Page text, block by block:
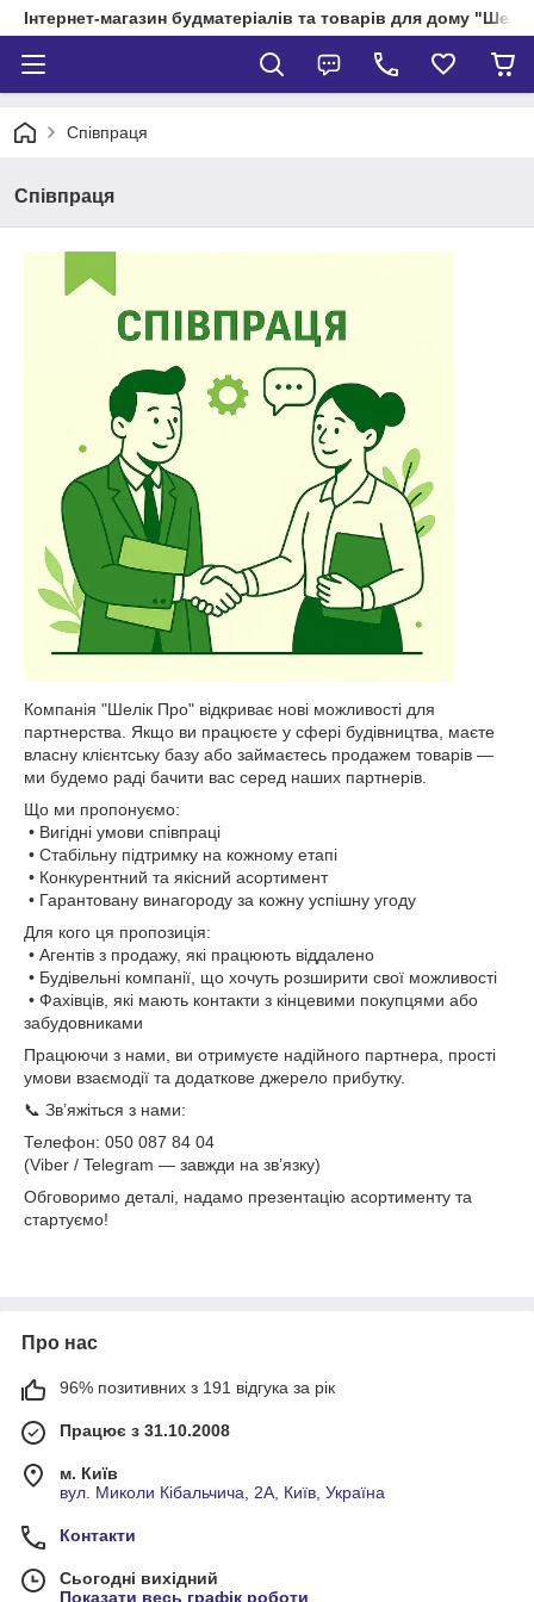
Інтернет-магазин будматеріалів та товарів для дому
Співпраця
Співпраця
Компанія "Шелік Про" відкриває нові можливості для
партнерства. Якщо ви працюєте у сфері будівництва, маєте
власну клієнтську базу або займаєтесь продажем товарів —
ми будемо раді бачити вас серед наших партнерів.
Що ми пропонуємо:
• Вигідні умови співпраці
• Стабільну підтримку на кожному етапі
• Конкурентний та якісний асортимент
• Гарантовану винагороду за кожну успішну угоду
Для кого ця пропозиція:
• Агентів з продажу, які працюють віддалено
• Будівельні компанії, що хочуть розширити свої можливості
• Фахівців, які мають контакти з кінцевими покупцями або
забудовниками
Працюючи з нами, ви отримуєте надійного партнера, прості
умови взаємодії та додаткове джерело прибутку.
📞 Зв’яжіться з нами:
Телефон: 050 087 84 04
(Viber / Telegram — завжди на зв’язку)
Обговоримо деталі, надамо презентацію асортименту та
стартуємо!
Про нас
96% позитивних з 191 відгука за рік
Працює з 31.10.2008
м. Київ
вул. Миколи Кібальчича, 2А, Київ, Україна
Контакти
Сьогодні вихідний
Показати весь графік роботи